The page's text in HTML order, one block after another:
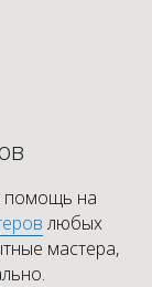
помощь на
любых
мастера,